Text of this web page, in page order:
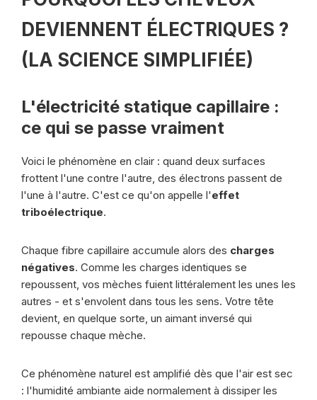
DEVIENNENT ÉLECTRIQUES ?
(LA SCIENCE SIMPLIFIÉE)
L'électricité statique capillaire :
ce qui se passe vraiment
Voici le phénomène en clair : quand deux surfaces
frottent l'une contre l'autre, des électrons passent de
l'une à l'autre. C'est ce qu'on appelle l'effet
triboélectrique.
Chaque fibre capillaire accumule alors des charges
négatives. Comme les charges identiques se
repoussent, vos mèches fuient littéralement les unes les
autres - et s'envolent dans tous les sens. Votre tête
devient, en quelque sorte, un aimant inversé qui
repousse chaque mèche.
Ce phénomène naturel est amplifié dès que l'air est sec
: l'humidité ambiante aide normalement à dissiper les